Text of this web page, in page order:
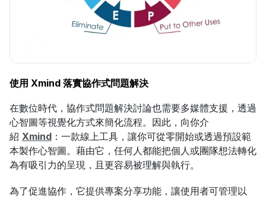
使用 Xmind 落實協作式問題解決
在數位時代，協作式問題解決討論也需要多媒體支援，透過
心智圖等視覺化方式來簡化流程。因此，向你介
紹 Xmind ：一款線上工具，讓你可從零開始或透過預設範
本製作心智圖。藉由它，任何人都能把個人或團隊想法轉化
為有吸引力的呈現，且更容易被理解與執行。
為了促進協作，它提供專案分享功能，讓使用者可管理以